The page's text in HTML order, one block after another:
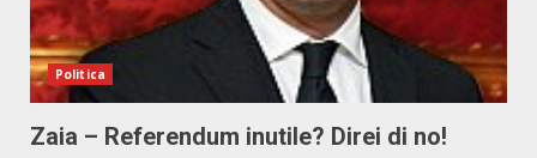
Politica
Zaia – Referendum inutile? Direi di no!